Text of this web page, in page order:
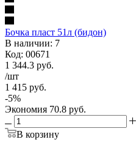
Бочка пласт 51л (бидон)
В наличии: 7
Код: 00671
1 344.3 руб.
/шт
1 415 руб.
-5%
Экономия 70.8 руб.
В корзину